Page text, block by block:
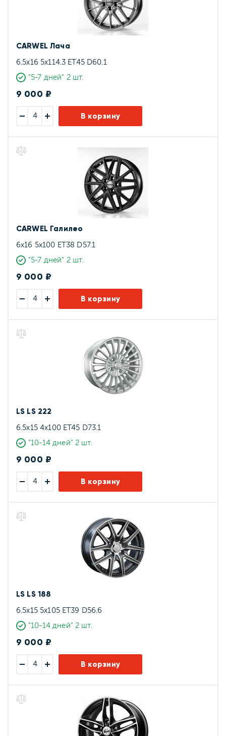
CARWEL Лача
6.5x16 5x114.3 ET45 D60.1
"5-7 дней" 2 шт.
9 000 ₽
В корзину
CARWEL Галилео
6x16 5x100 ET38 D57.1
"5-7 дней" 2 шт.
9 000 ₽
В корзину
LS LS 222
6.5x15 4x100 ET45 D73.1
"10-14 дней" 2 шт.
9 000 ₽
В корзину
LS LS 188
6.5x15 5x105 ET39 D56.6
"10-14 дней" 2 шт.
9 000 ₽
В корзину